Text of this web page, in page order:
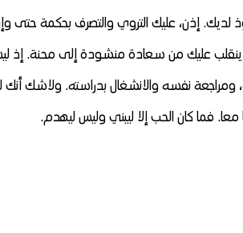
لديك. إذن، عليك التروي والتصرف بحكمة حتى
ينقلب عليك من سعادة منشودة إلى محنة. إذ
ومراجعة نفسه والانشغال بدراسته. ولاشك
فما كان الحب إلا ليبني وليس ليهدم.